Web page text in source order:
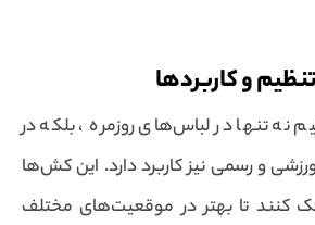
و کاربردها
تنها در لباس‌های روزمره ، بلکه در
و رسمی نیز کاربرد دارد. این کش‌ها
کنند تا بهتر در موقعیت‌های مختلف